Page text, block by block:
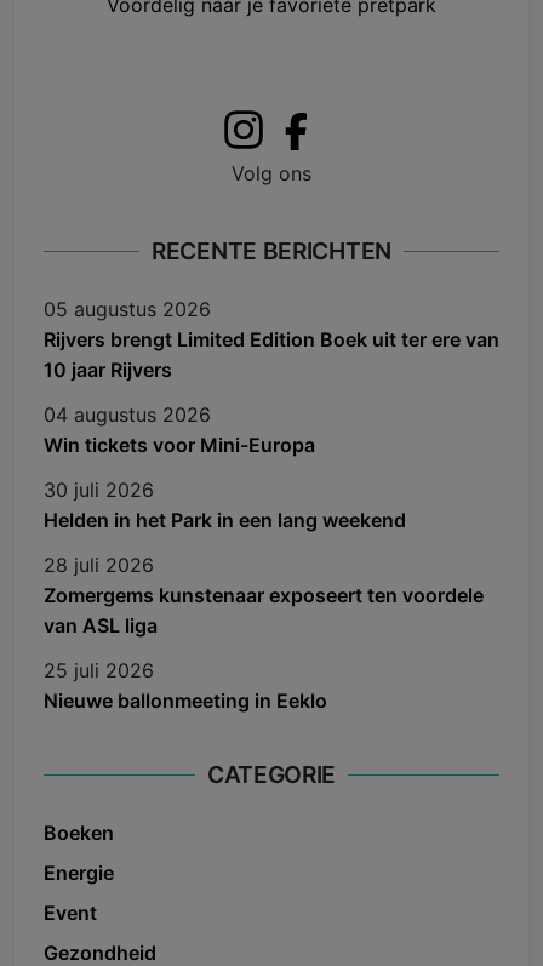
Voordelig naar je favoriete pretpark
Volg ons
RECENTE BERICHTEN
05 augustus 2026
Rijvers brengt Limited Edition Boek uit ter ere van
10 jaar Rijvers
04 augustus 2026
Win tickets voor Mini-Europa
30 juli 2026
Helden in het Park in een lang weekend
28 juli 2026
Zomergems kunstenaar exposeert ten voordele
van ASL liga
25 juli 2026
Nieuwe ballonmeeting in Eeklo
CATEGORIE
Boeken
Energie
Event
Gezondheid